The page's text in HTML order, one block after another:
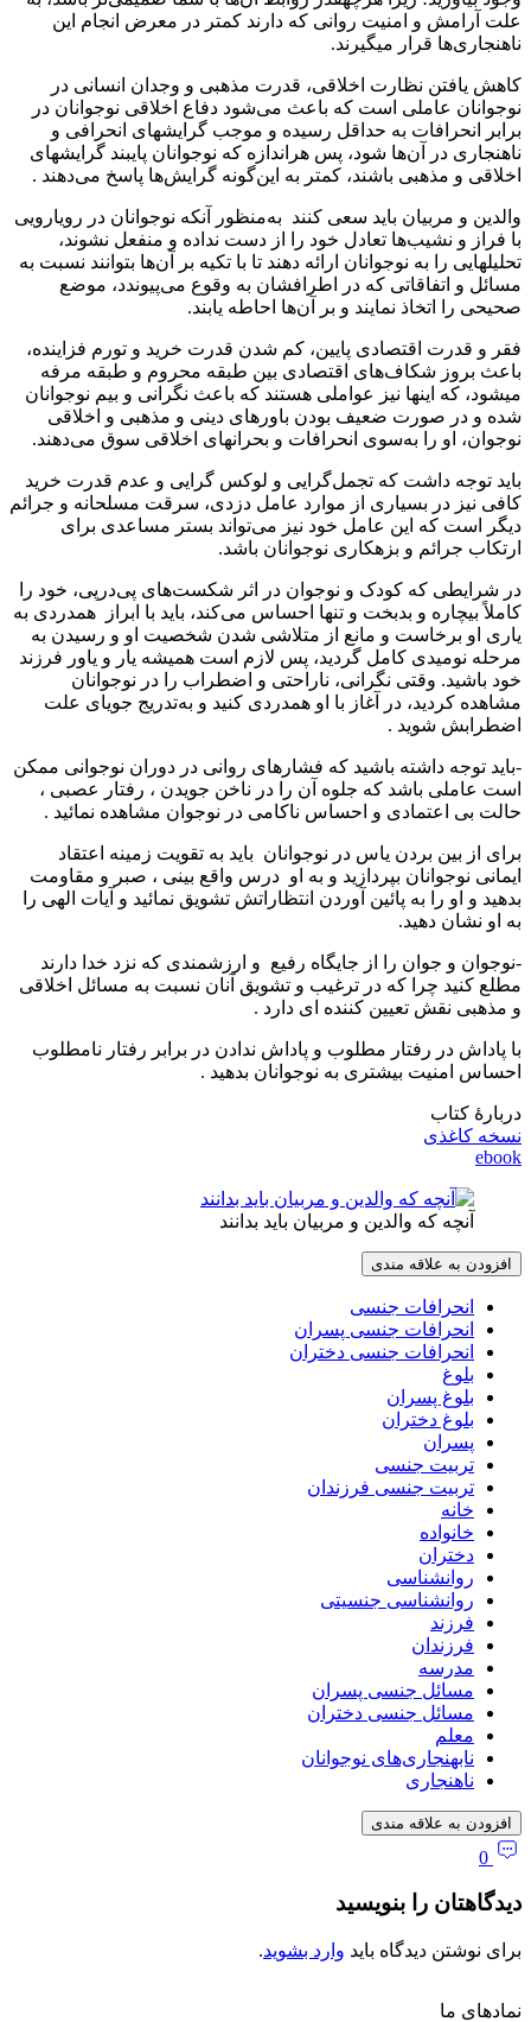
علت آرامش و امنیت روانی که دارند کمتر در معرض انجام این
ناهنجاری‌ها قرار می‎گیرند.
کاهش یافتن نظارت اخلاقی، قدرت مذهبی و وجدان انسانی در
نوجوانان عاملی است که باعث می‌شود دفاع اخلاقی نوجوانان در
برابر انحرافات به حداقل رسیده و موجب گرایش‎های انحرافی و
ناهنجاری در آن‌ها شود، پس هراندازه که نوجوانان پایبند گرایش‎های
اخلاقی و مذهبی باشند، کمتر به این‌گونه گرایش‌ها پاسخ می‌دهند .
والدین و مربیان باید سعی کنند به‌منظور آنکه نوجوانان در رویارویی
با فراز و نشیب‌ها تعادل خود را از دست نداده و منفعل نشوند،
تحلیل‎هایی را به نوجوانان ارائه دهند تا با تکیه‌ بر آن‌ها بتوانند نسبت به
مسائل و اتفاقاتی که در اطرافشان به وقوع می‌پیوندد، موضع
صحیحی را اتخاذ نمایند و بر آن‌ها احاطه یابند.
فقر و قدرت اقتصادی پایین، کم شدن قدرت خرید و تورم فزاینده،
باعث بروز شکاف‌‎های اقتصادی بین طبقه محروم و طبقه مرفه
می‎شود، که اینها نیز عواملی هستند که باعث نگرانی و بیم نوجوانان
شده و در صورت ضعیف بودن باور‎های دینی و مذهبی و اخلاقی
نوجوان، او را به‌سوی انحرافات و بحران‎های اخلاقی سوق می‌دهند.
باید توجه داشت که تجمل‌گرایی و لوکس گرایی و عدم قدرت خرید
کافی نیز در بسیاری از موارد عامل دزدی، سرقت مسلحانه و جرائم
دیگر است که این عامل خود نیز می‌تواند بستر مساعدی برای
ارتکاب جرائم و بزهکاری نوجوانان باشد.
در شرایطی که کودک و نوجوان در اثر شکست‌‎های پی‌درپی، خود را
کاملاً بیچاره و بدبخت و تنها احساس می‌کند، باید با ابراز همدردی به
یاری او برخاست و مانع از متلاشی شدن شخصیت او و رسیدن به
مرحله نومیدی کامل ‌گردید، پس لازم است همیشه یار و یاور فرزند
خود باشید. وقتی نگرانی، ناراحتی و اضطراب را در نوجوانان
مشاهده کردید، در آغاز با او همدردی کنید و به‌تدریج جویای علت
اضطرابش شوید .
-باید توجه داشته باشید که فشارهای روانی در دوران نوجوانی ممکن
است عاملی باشد که جلوه آن را در ناخن جویدن ، رفتار عصبی ،
حالت بی اعتمادی و احساس ناکامی در نوجوان مشاهده نمائید .
برای از بین بردن یاس در نوجوانان باید به تقویت زمینه اعتقاد
ایمانی نوجوانان بپردازید و به او درس واقع بینی ، صبر و مقاومت
بدهید و او را به پائین آوردن انتظاراتش تشویق نمائید و آیات الهی را
به او نشان دهید.
-نوجوان و جوان را از جایگاه رفیع و ارزشمندی که نزد خدا دارند
مطلع کنید چرا که در ترغیب و تشویق آنان نسبت به مسائل اخلاقی
و مذهبی نقش تعیین کننده ای دارد .
با پاداش در رفتار مطلوب و پاداش ندادن در برابر رفتار نامطلوب
احساس امنیت بیشتری به نوجوانان بدهید .
دربارۀ کتاب
نسخه کاغذی
ebook
آنچه که والدین و مربیان باید بدانند
افزودن به علاقه مندی
انحرافات جنسی
انحرافات جنسی پسران
انحرافات جنسی دختران
بلوغ
بلوغ پسران
بلوغ دختران
پسران
تربیت جنسی
تربیت جنسی فرزندان
خانه
خانواده
دختران
روانشناسی
روانشناسی جنسیتی
فرزند
فرزندان
مدرسه
مسائل جنسی پسران
مسائل جنسی دختران
معلم
نابهنجاری‌های نوجوانان
ناهنجاری
افزودن به علاقه مندی
0
دیدگاهتان را بنویسید
برای نوشتن دیدگاه باید وارد بشوید.
نماد‌های ما